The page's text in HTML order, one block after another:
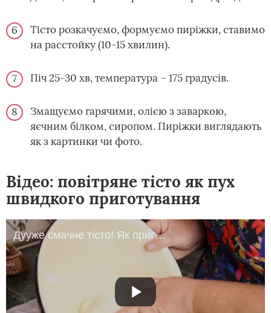
Тісто розкачуємо, формуємо пиріжки, ставимо
на расстойку (10-15 хвилин).
Піч 25-30 хв, температура – 175 градусів.
Змащуємо гарячими, олією з заваркою,
яєчним білком, сиропом. Пиріжки виглядають
як з картинки чи фото.
Відео: повітряне тісто як пух
швидкого приготування
Дууже смачне тісто! Як приготувати тісто для пиріжків на кефірі без дріжджів